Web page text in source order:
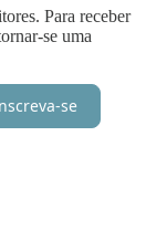
Para receber
se uma
se